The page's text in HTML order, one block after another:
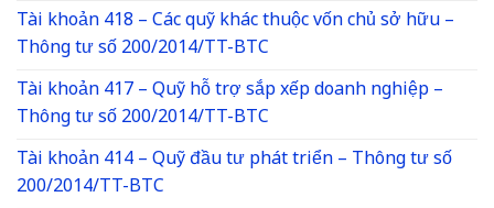
Tài khoản 418 – Các quỹ khác thuộc vốn chủ sở hữu –
Thông tư số 200/2014/TT-BTC
Tài khoản 417 – Quỹ hỗ trợ sắp xếp doanh nghiệp –
Thông tư số 200/2014/TT-BTC
Tài khoản 414 – Quỹ đầu tư phát triển – Thông tư số
200/2014/TT-BTC